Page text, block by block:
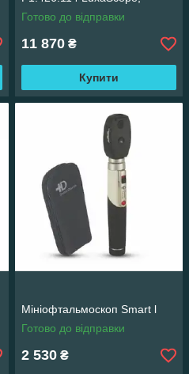
Luxamed
Готово до відправки
11 870 ₴
Купити
Мініофтальмоскоп Smart l
Готово до відправки
2 530 ₴